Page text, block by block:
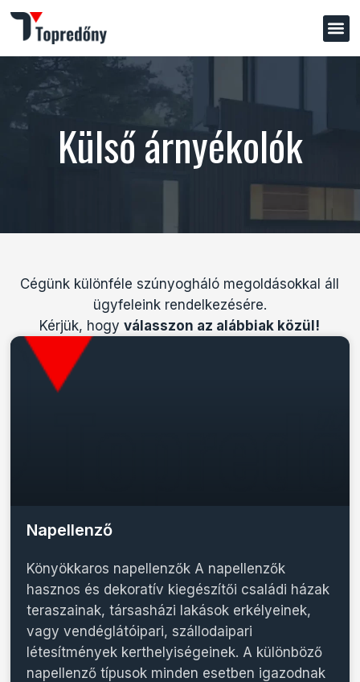
Külső árnyékolók
Cégünk különféle szúnyogháló megoldásokkal áll
ügyfeleink rendelkezésére.
Kérjük, hogyválasszon az alábbiak közül!
Napellenző
Könyökkaros napellenzők A napellenzők
hasznos és dekoratív kiegészítői családi házak
teraszainak, társasházi lakások erkélyeinek,
vagy vendéglátóipari, szállodaipari
létesítmények kerthelyiségeinek. A különböző
napellenző típusok minden esetben igazodnak